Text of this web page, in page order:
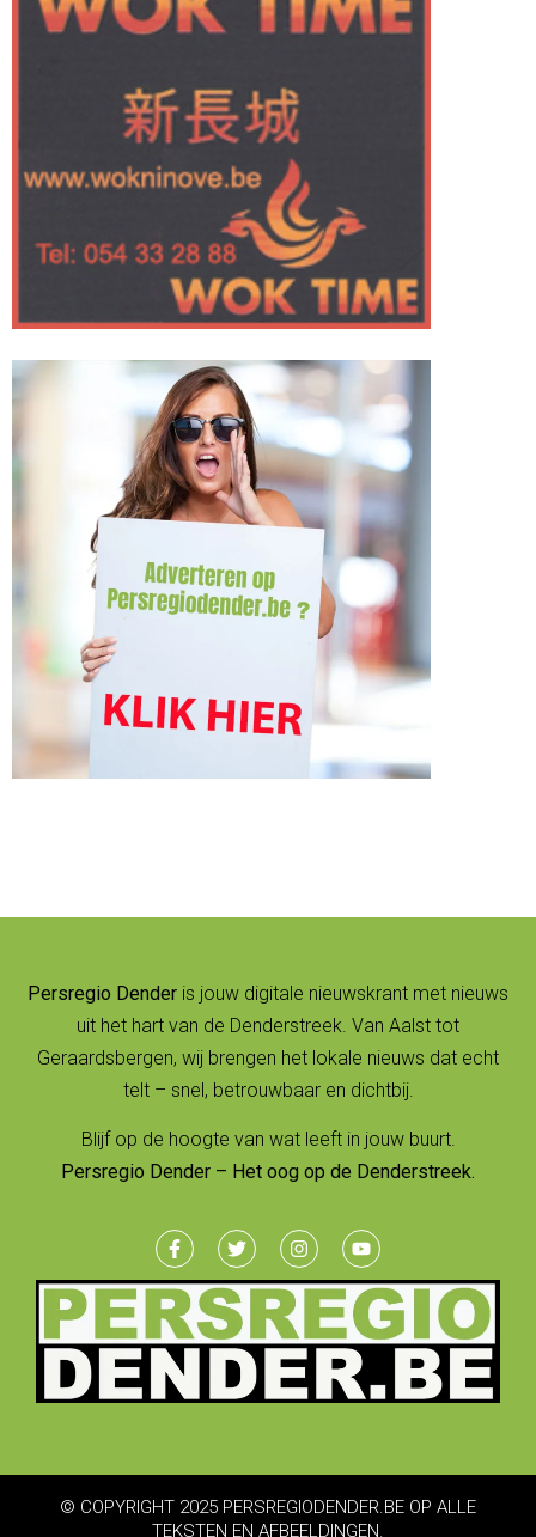
Persregio Dender is jouw digitale nieuwskrant met nieuws
uit het hart van de Denderstreek. Van Aalst tot
Geraardsbergen, wij brengen het lokale nieuws dat echt
telt – snel, betrouwbaar en dichtbij.
Blijf op de hoogte van wat leeft in jouw buurt.
Persregio Dender – Het oog op de Denderstreek.
© COPYRIGHT 2025 PERSREGIODENDER.BE OP ALLE
TEKSTEN EN AFBEELDINGEN.